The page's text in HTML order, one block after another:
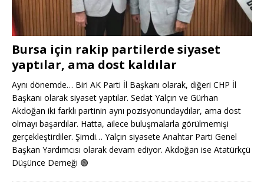
Bursa için rakip partilerde siyaset
yaptılar, ama dost kaldılar
Aynı dönemde… Biri AK Parti İl Başkanı olarak, diğeri CHP İl
Başkanı olarak siyaset yaptılar. Sedat Yalçın ve Gürhan
Akdoğan iki farklı partinin aynı pozisyonundaydılar, ama dost
olmayı başardılar. Hatta, ailece buluşmalarla görülmemişi
gerçekleştirdiler. Şimdi… Yalçın siyasete Anahtar Parti Genel
Başkan Yardımcısı olarak devam ediyor. Akdoğan ise Atatürkçü
Düşünce Derneği 🟢